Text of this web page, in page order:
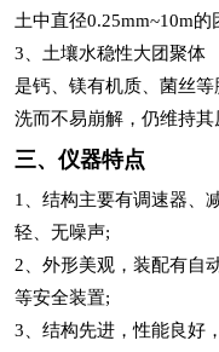
土中直径0.25mm~10m
3、土壤水稳性大团聚体
是钙、镁有机质、菌丝
洗而不易崩解，仍维持其
三、仪器特点
1、结构主要有调速器、
轻、无噪声;
2、外形美观，装配有自
等安全装置;
3、结构先进，性能良好